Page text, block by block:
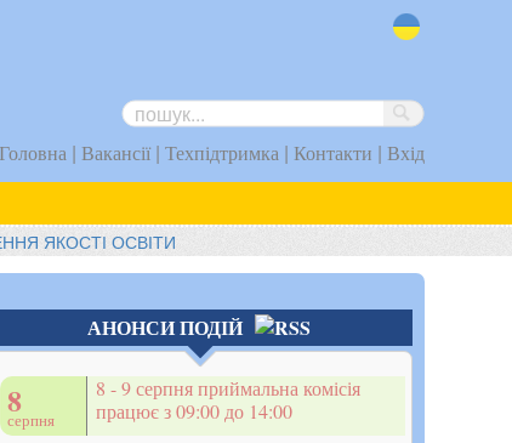
Головна | Вакансії| Техпідтримка | Контакти | Вхід
ЯКОСТІ ОСВІТИ
АНОНСИ ПОДІЙ
8
серпня
8 - 9 серпня приймальна комісія
працює з 09:00 до 14:00